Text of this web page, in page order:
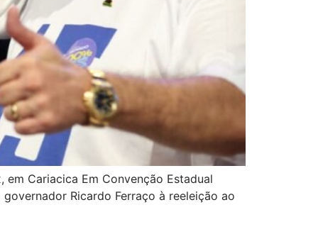
Cariacica Em Convenção Estadual
Ricardo Ferraço à reeleição ao